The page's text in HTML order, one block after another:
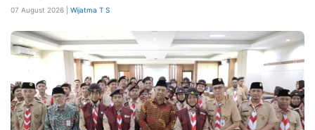
07 August 2026 | Wijatma T S